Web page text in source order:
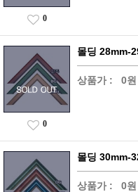
0
몰딩 28mm-
상품가 : 0원
0
몰딩 30mm-
상품가 : 0원